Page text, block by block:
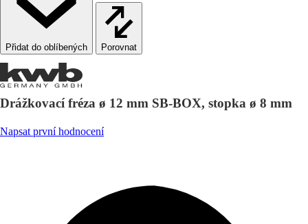
Porovnat
Drážkovací fréza ø 12 mm SB-BOX, stopka ø 8 mm
Napsat první hodnocení